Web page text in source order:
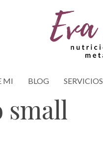
MI BLOG SERVICIOS
small